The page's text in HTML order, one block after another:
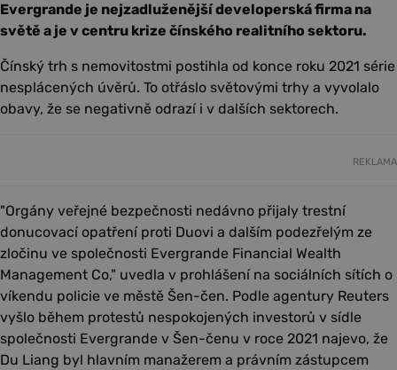
Evergrande je nejzadluženější developerská firma na
světě a je v centru krize čínského realitního sektoru.
Čínský trh s nemovitostmi postihla od konce roku 2021 série
nesplácených úvěrů. To otřáslo světovými trhy a vyvolalo
obavy, že se negativně odrazí i v dalších sektorech.
REKLAMA
"Orgány veřejné bezpečnosti nedávno přijaly trestní
donucovací opatření proti Duovi a dalším podezřelým ze
zločinu ve společnosti Evergrande Financial Wealth
Management Co," uvedla v prohlášení na sociálních sítích o
víkendu policie ve městě Šen-čen. Podle agentury Reuters
vyšlo během protestů nespokojených investorů v sídle
společnosti Evergrande v Šen-čenu v roce 2021 najevo, že
Du Liang byl hlavním manažerem a právním zástupcem